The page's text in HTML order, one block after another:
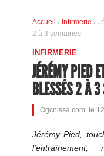
Accueil › Infirmerie ›
2 à 3 semaines
INFIRMERIE
JÉRÉMY PIED
BLESSÉS 2 À
Ogcnissa.com, le
Jérémy Pied,